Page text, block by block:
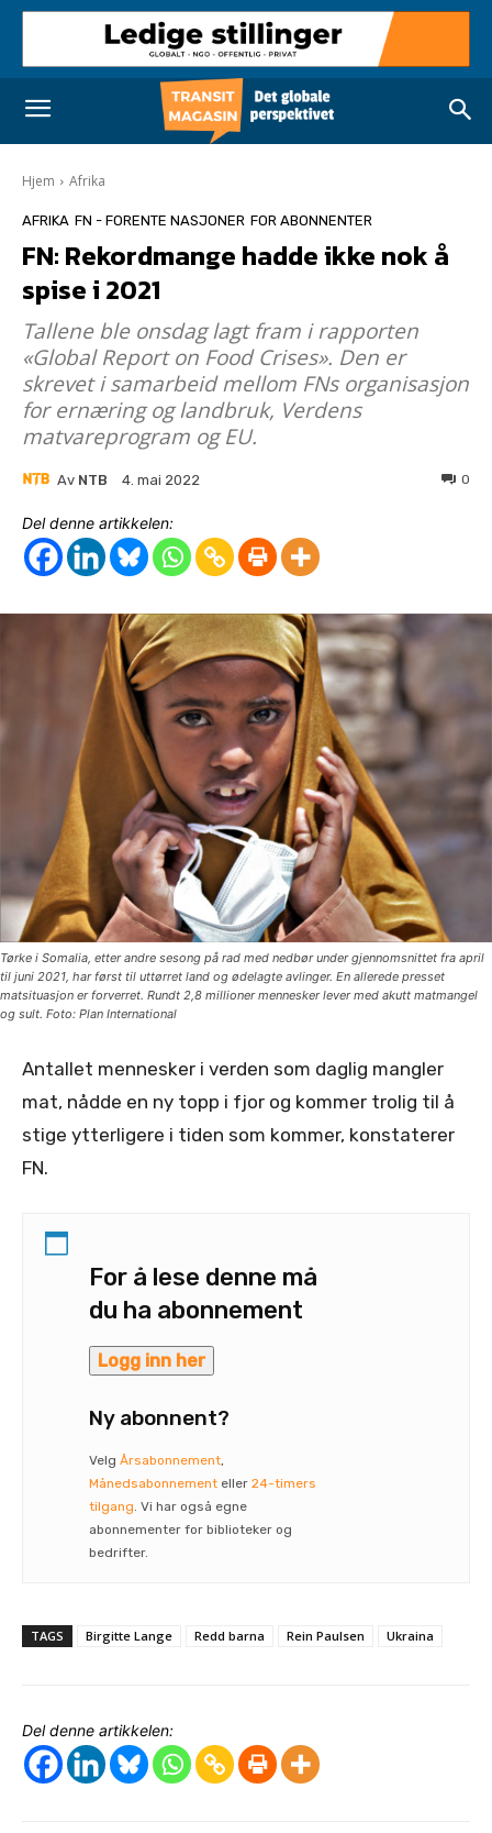
Hjem Afrika
AFRIKA FN - FORENTE NASJONER FOR ABONNENTER
FN: Rekordmange hadde ikke nok å
spise i 2021
Tallene ble onsdag lagt fram i rapporten
«Global Report on Food Crises». Den er
skrevet i samarbeid mellom FNs organisasjon
for ernæring og landbruk, Verdens
matvareprogram og EU.
Av NTB 4. mai 2022 0
Del denne artikkelen:
Tørke i Somalia, etter andre sesong på rad med nedbør under gjennomsnittet fra april
til juni 2021, har først til uttørret land og ødelagte avlinger. En allerede presset
matsituasjon er forverret. Rundt 2,8 millioner mennesker lever med akutt matmangel
og sult. Foto: Plan International
Antallet mennesker i verden som daglig mangler
mat, nådde en ny topp i fjor og kommer trolig til å
stige ytterligere i tiden som kommer, konstaterer
FN.
For å lese denne må
du ha abonnement
Logg inn her
Ny abonnent?
Velg Årsabonnement,
Månedsabonnement eller 24-timers
tilgang. Vi har også egne
abonnementer for biblioteker og
bedrifter.
TAGS Birgitte Lange Redd barna Rein Paulsen Ukraina
Del denne artikkelen: